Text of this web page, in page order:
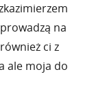
na
ci z
ale moja do